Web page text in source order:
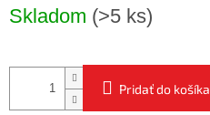
cena:
Skladom (>5 ks)
Pridať do košíka